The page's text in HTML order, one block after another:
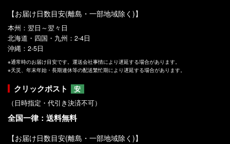
【お届け日数目安(離島・一部地域除く)】
本州：翌日～翌々日
北海道・四国・九州：2-4日
沖縄：2-5日
※通常時のお届け目安です。運送会社事情により遅延する場合があります。
※天災、年末年始・長期連休等の配送繁忙期により遅延する場合があります。
クリックポスト
安
（日時指定・代引き決済不可）
全国一律：送料無料
【お届け日数目安(離島・一部地域除く)】